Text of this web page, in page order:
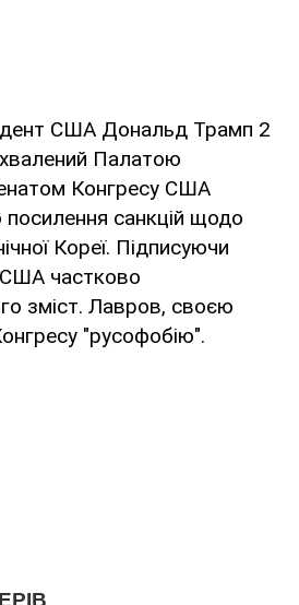
США Дональд Трамп 2
Палатою
Конгресу США
санкцій щодо
Кореї. Підписуючи
частково
зміст. Лавров, своєю
"русофобію".